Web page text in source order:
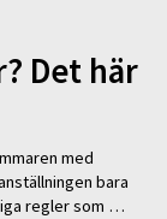
Det här
med
bara
regler som …